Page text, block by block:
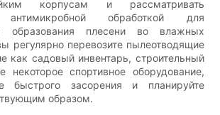
корпусам и рассматривать
обработкой для
образования плесени во влажных
регулярно перевозите пылеотводящие
как садовый инвентарь, строительный
спортивное оборудование,
быстрого засорения и планируйте
образом.